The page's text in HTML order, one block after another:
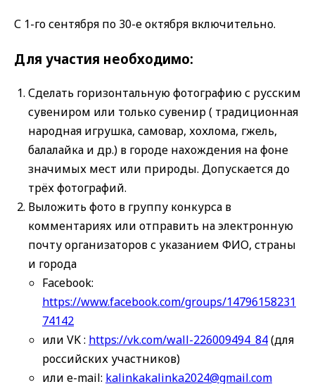
С 1-го сентября по 30-е октября включительно.
Для участия необходимо:
Сделать горизонтальную фотографию с русским
сувениром или только сувенир ( традиционная
народная игрушка, самовар, хохлома, гжель,
балалайка и др.) в городе нахождения на фоне
значимых мест или природы. Допускается до
трёх фотографий.
Выложить фото в группу конкурса в
комментариях или отправить на электронную
почту организаторов с указанием ФИО, страны
и города
Facebook:
https://www.facebook.com/groups/14796158231
74142
или VK : https://vk.com/wall-226009494_84(для
российских участников)
или e-mail: kalinkakalinka2024@gmail.com